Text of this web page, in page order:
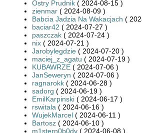
Ostry Prudnik ( 2024-08-15 )
zienmar ( 2024-08-09 )
Babcia Jadzia Na Wakacjach (
baciar42 ( 2024-07-27 )
paszczak ( 2024-07-24 )
nix ( 2024-07-21 )
Jarobylegdzie ( 2024-07-20 )
maciej_z_agatu ( 2024-07-19 )
KUBAWRZE ( 2024-07-06 )
JanSeweryn ( 2024-07-06 )
ragnarokk ( 2024-06-28 )
sadorg ( 2024-06-19 )
EmilKarpinski ( 2024-06-17 )
rswitala ( 2024-06-16 )
WujekMarcel ( 2024-06-11 )
Bartosz ( 2024-06-10 )
m1stern0b0dy ( 2024-06-08 )